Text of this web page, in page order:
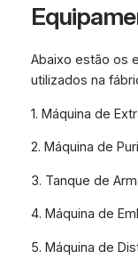
Abaixo estão os
utilizados na
1. Máquina de
2. Máquina de
3. Tanque de
4. Máquina de
5. Máquina de